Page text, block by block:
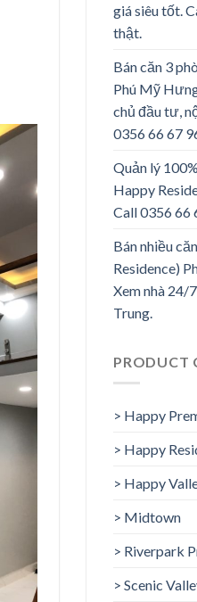
giá siêu tốt.
thật.
Bán căn 3
Phú Mỹ
chủ đầu tư,
0356 66 67
Quản lý
Happy
Call 0356 66
Bán nhiều
Residence)
Xem nhà 24/
Trung.
PRODUCT
> Happy
> Happy
> Happy
> Midtown
> Riverpark
> Scenic